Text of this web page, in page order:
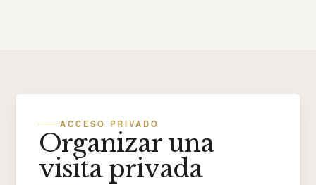
ACCESO PRIVADO
Organizar una
visita privada